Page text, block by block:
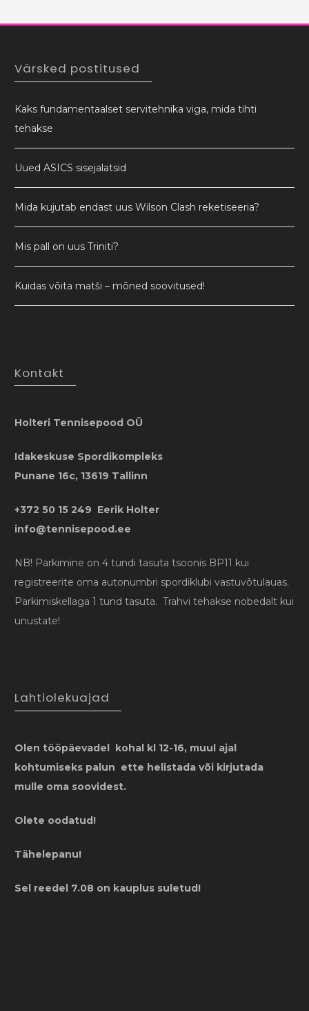
Värsked postitused
Kaks fundamentaalset servitehnika viga, mida tihti
tehakse
Uued ASICS sisejalatsid
Mida kujutab endast uus Wilson Clash reketiseeria?
Mis pall on uus Triniti?
Kuidas võita matši – mõned soovitused!
Kontakt
Holteri Tennisepood OÜ
Idakeskuse Spordikompleks
Punane 16c, 13619 Tallinn
+372 50 15 249 Eerik Holter
info@tennisepood.ee
NB! Parkimine on 4 tundi tasuta tsoonis BP11 kui
registreerite oma autonumbri spordiklubi vastuvõtulauas.
Parkimiskellaga 1 tund tasuta. Trahvi tehakse nobedalt kui
unustate!
Lahtiolekuajad
Olen tööpäevadel kohal kl 12-16, muul ajal
kohtumiseks palun ette helistada või kirjutada
mulle oma soovidest.
Olete oodatud!
Tähelepanu!
Sel reedel 7.08 on kauplus suletud!